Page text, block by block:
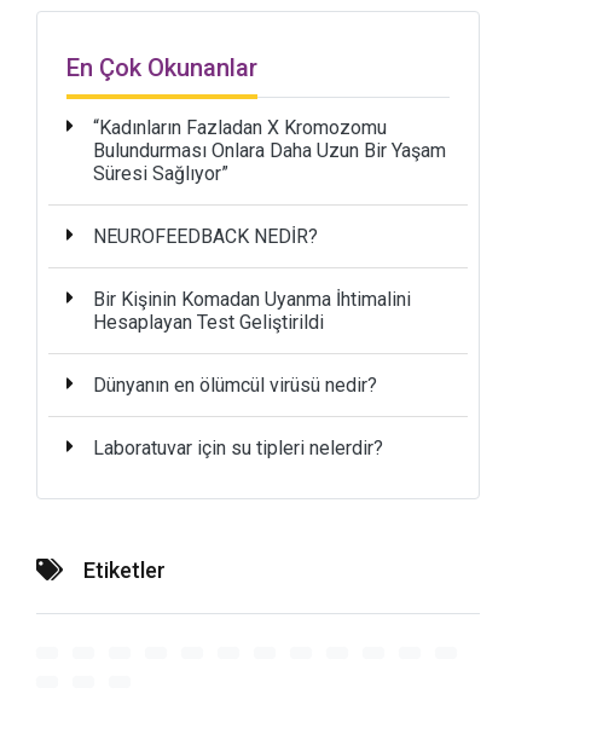
En Çok Okunanlar
“Kadınların Fazladan X Kromozomu
Bulundurması Onlara Daha Uzun Bir Yaşam
Süresi Sağlıyor”
NEUROFEEDBACK NEDİR?
Bir Kişinin Komadan Uyanma İhtimalini
Hesaplayan Test Geliştirildi
Dünyanın en ölümcül virüsü nedir?
Laboratuvar için su tipleri nelerdir?
Etiketler